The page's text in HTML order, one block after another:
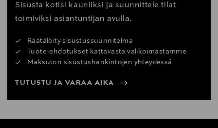
Sisusta kotisi kauniiksi ja suunnittele tilat
toimiviksi asiantuntijan avulla.
Räätälöity sisustussuunnitelma
Tuote-ehdotukset kattavasta valikoimastamme
Maksuton sisustushankintojen yhteydessä
TUTUSTU JA VARAA AIKA